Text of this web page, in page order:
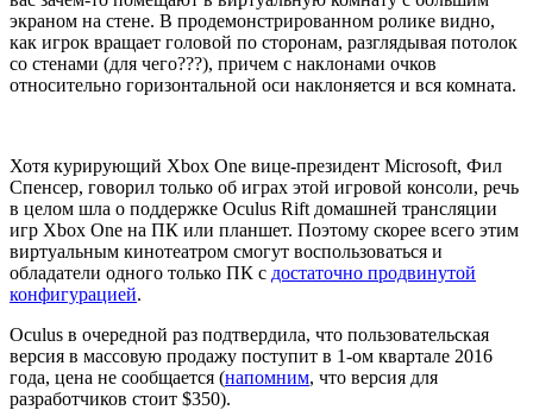
экраном на стене. В продемонстрированном ролике видно,
как игрок вращает головой по сторонам, разглядывая потолок
со стенами (для чего???), причем с наклонами очков
относительно горизонтальной оси наклоняется и вся комната.
Хотя курирующий Xbox One вице-президент Microsoft, Фил
Спенсер, говорил только об играх этой игровой консоли, речь
в целом шла о поддержке Oculus Rift домашней трансляции
игр Xbox One на ПК или планшет. Поэтому скорее всего этим
виртуальным кинотеатром смогут воспользоваться и
обладатели одного только ПК с достаточно продвинутой
конфигурацией.
Oculus в очередной раз подтвердила, что пользовательская
версия в массовую продажу поступит в 1-ом квартале 2016
года, цена не сообщается (напомним, что версия для
разработчиков стоит $350).